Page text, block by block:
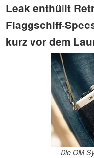
Leak enthüllt
Flaggschiff-
kurz vor dem
Die OM